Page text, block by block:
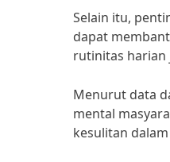
Selain itu,
dapat
rutinitas harian
Menurut data
mental
kesulitan